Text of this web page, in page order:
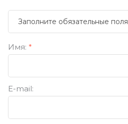
Заполните обязательные поля
Имя: *
E-mail: